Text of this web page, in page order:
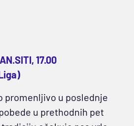
17.00
promenljivo u poslednje
u prethodnih pet